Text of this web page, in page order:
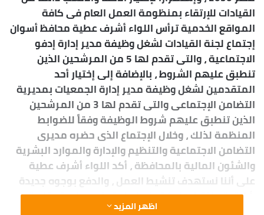
ي
ا
القيادات للإرتقاء بمنظومة العمل العام فى كافة
المواقع الخدمية ترأس اللواء أشرف عطية محافظ أسوان
إجتماع لجنة القيادات لشغل وظيفة مدير إدارة إدفو
الاجتماعية ، والتى تقدم لها 5 من المرشحين الذين
تنطبق عليهم الشروط ، بالإضافة إلى إختيار أحد
المتقدمين لشغل وظيفة مدير إدارة الجمعيات بمديرية
التضامن الإجتماعى والتى تقدم لها 3 من المرشحين
الذين تنطبق عليهم شروط الوظيفة وفقاً للضوابط
المنظمة لذلك ، وخلال الإجتماع الذى حضره مديرى
التضامن الاجتماعية والتنظيم والإدارة والموارد البشرية
والشئون المالية بالمحافظة ، أكد اللواء أشرف عطية
على أننا نستهدف تنشيط العمل ، والدفع بوجوه جديدة
شابة يتم إختيارها وفق ضوابط وقواعد صارمة ، قادرة
اظهر المزيد